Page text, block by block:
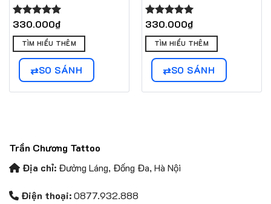
Được xếp
5 sao
330.000₫
TÌM HIỂU THÊM
SO SÁNH
Được xếp
5 sao
330.000₫
TÌM HIỂU THÊM
SO SÁNH
Trần Chương Tattoo
Địa chỉ: Đường Láng, Đống Đa, Hà Nội
Điện thoại:0877.932.888